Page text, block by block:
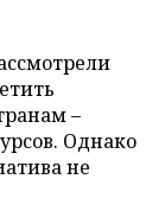
–
Однако
не